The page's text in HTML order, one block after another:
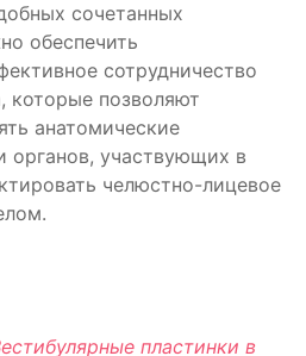
сочетанных
обеспечить
сотрудничество
которые позволяют
анатомические
органов, участвующих в
челюстно-лицевое
пластинки в